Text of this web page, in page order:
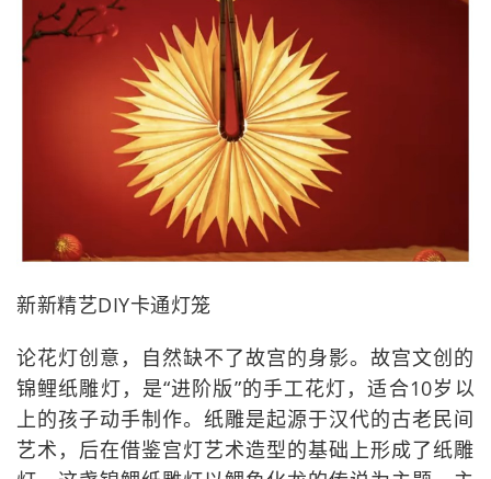
新新精艺DIY卡通灯笼
论花灯创意，自然缺不了故宫的身影。故宫文创的
锦鲤纸雕灯，是“进阶版”的手工花灯，适合10岁以
上的孩子动手制作。纸雕是起源于汉代的古老民间
艺术，后在借鉴宫灯艺术造型的基础上形成了纸雕